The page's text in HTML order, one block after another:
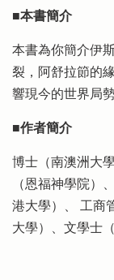
■本書簡介
本書為你簡介伊
裂，阿舒拉節的
響現今的世界局勢
■作者簡介
博士（南澳洲大
（恩福神學院）
港大學）、 工商
大學）、文學士